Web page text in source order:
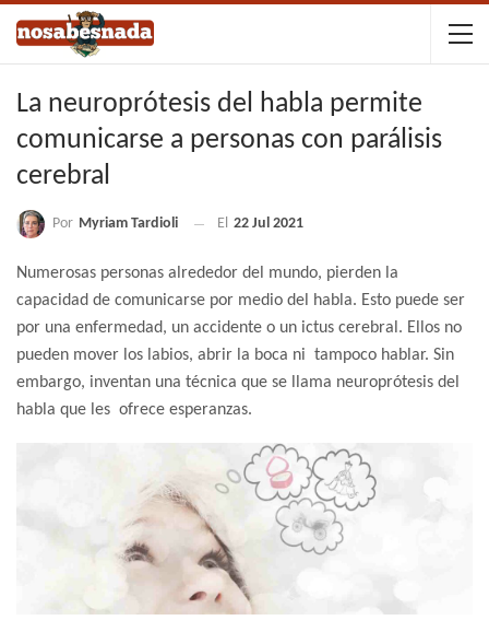
La neuroprótesis del habla permite
comunicarse a personas con parálisis
cerebral
Por Myriam Tardioli El 22 Jul 2021
Numerosas personas alrededor del mundo, pierden la
capacidad de comunicarse por medio del habla. Esto puede ser
por una enfermedad, un accidente o un ictus cerebral. Ellos no
pueden mover los labios, abrir la boca ni tampoco hablar. Sin
embargo, inventan una técnica que se llama neuroprótesis del
habla que les ofrece esperanzas.